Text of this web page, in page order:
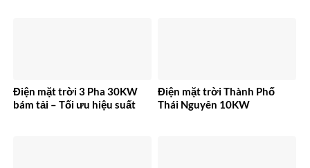
Điện mặt trời 3 Pha 30KW
bám tải – Tối ưu hiệu suất
Điện mặt trời Thành Phố
Thái Nguyên 10KW